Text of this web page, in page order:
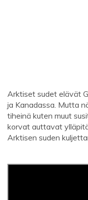
Arktiset sudet elävät
ja Kanadassa. Mutta
tiheinä kuten muut
korvat auttavat
Arktisen suden